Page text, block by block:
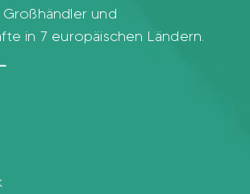
und
in 7 europäischen Ländern.